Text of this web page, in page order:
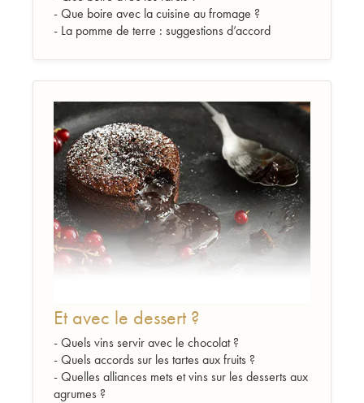
- Que boire avec la cuisine au fromage ?
- La pomme de terre : suggestions d’accord
Et avec le dessert ?
- Quels vins servir avec le chocolat ?
- Quels accords sur les tartes aux fruits ?
- Quelles alliances mets et vins sur les desserts aux
agrumes ?